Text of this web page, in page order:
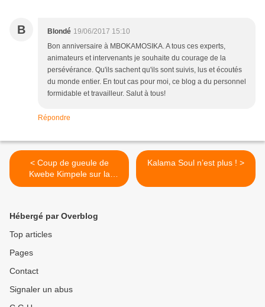
B Blondé 19/06/2017 15:10
Bon anniversaire à MBOKAMOSIKA. A tous ces experts,
animateurs et intervenants je souhaite du courage de la
persévérance. Qu'ils sachent qu'ils sont suivis, lus et écoutés
du monde entier. En tout cas pour moi, ce blog a du personnel
formidable et travailleur. Salut à tous!
Répondre
< Coup de gueule de
Kwebe Kimpele sur la
problématique du Kasaï
Kalama Soul n’est plus ! >
Hébergé par Overblog
Top articles
Pages
Contact
Signaler un abus